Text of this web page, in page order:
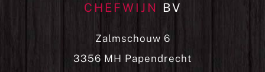
CHEFWIJN BV
Zalmschouw 6
3356 MH Papendrecht